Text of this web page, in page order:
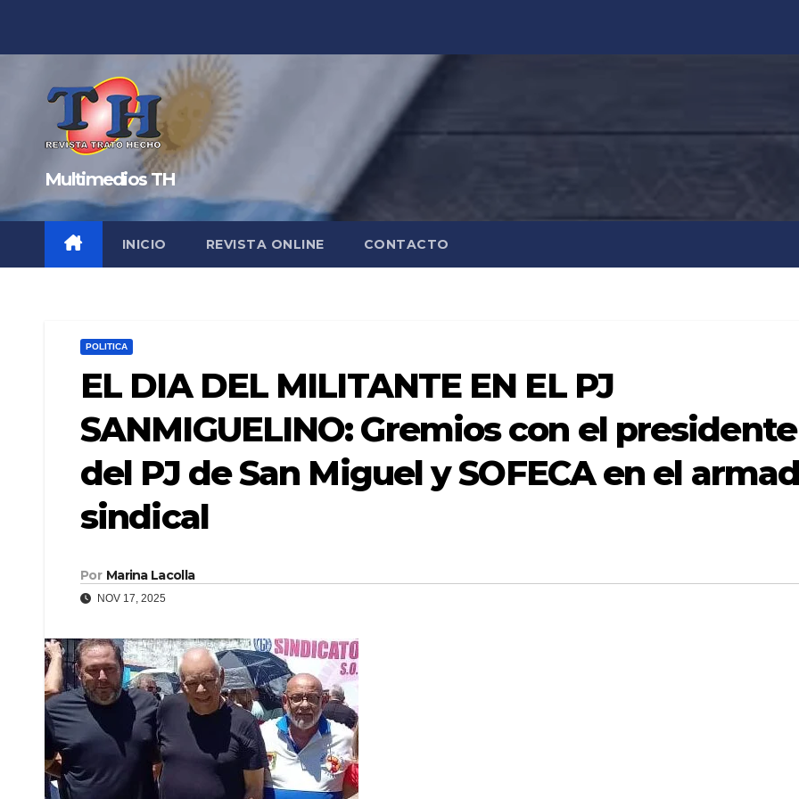
Multimedios TH
INICIO REVISTA ONLINE CONTACTO
POLITICA
EL DIA DEL MILITANTE EN EL PJ
SANMIGUELINO: Gremios con el presidente
del PJ de San Miguel y SOFECA en el
sindical
Por Marina Lacolla
NOV 17, 2025